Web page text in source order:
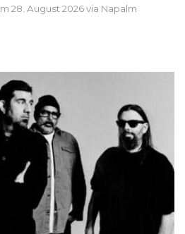
28. August 2026 via Napalm